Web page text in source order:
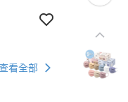
看全部